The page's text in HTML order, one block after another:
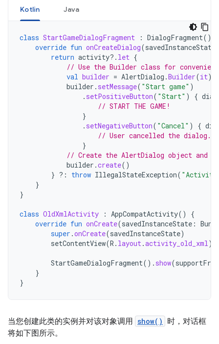
Kotlin Java
class StartGameDialogFragment : DialogFragment()
override fun onCreateDialog(savedInstanceState
return activity?. let {
// Use the Builder class for
val builder = AlertDialog .Builder(it)
builder . setMessage( "Start game" )
. setPositiveButton( "Start" ) {
// START THE GAME!
}
. setNegativeButton( "Cancel" ) {
// User cancelled the dialog.
}
// Create the AlertDialog object and
builder .create()
} ?: throw IllegalStateException( "Activity
}
}
class OldXmlActivity : AppCompatActivity()
{
override fun onCreate(savedInstanceState :
super .onCreate(savedInstanceState)
setContentView(R . layout.activity_old_xml)
StartGameDialogFragment(). show(
}
}
当您创建此类的实例并对该对象调用 show()
时，对话框
将如下图所示。